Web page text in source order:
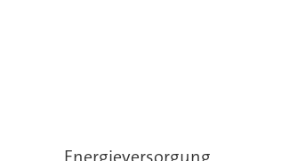
Energieversorgung